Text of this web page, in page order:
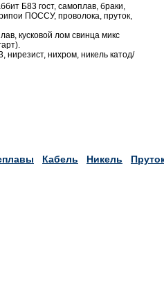
Б83 гост, самоплав, браки,
ПОССУ, проволока, пруток,
кусковой лом свинца микс
нихром, никель катод/
Кабель Никель